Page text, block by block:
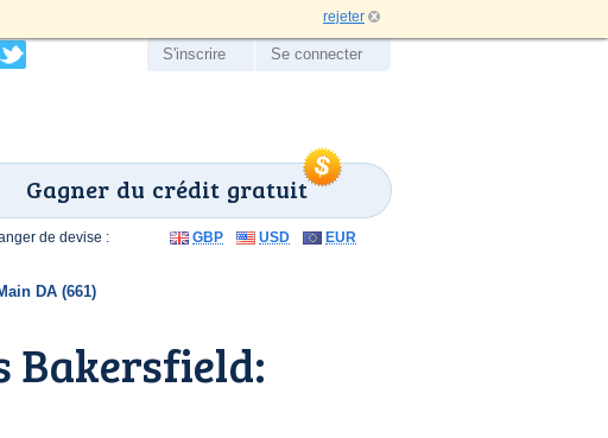
rejeter
Gagner du crédit gratuit
S'inscrire Se connecter
DA (661)
Bakersfield:
de devise : GBP USD EUR